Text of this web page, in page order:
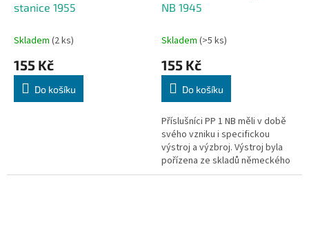
stanice 1955
Skladem (2 ks)
155 Kč
Do košíku
NB 1945
Skladem (>5 ks)
155 Kč
Do košíku
Příslušníci PP 1 NB měli v době
svého vzniku i specifickou
výstroj a výzbroj. Výstroj byla
pořízena ze skladů německého
Afrikakorpsu a od Sovětské